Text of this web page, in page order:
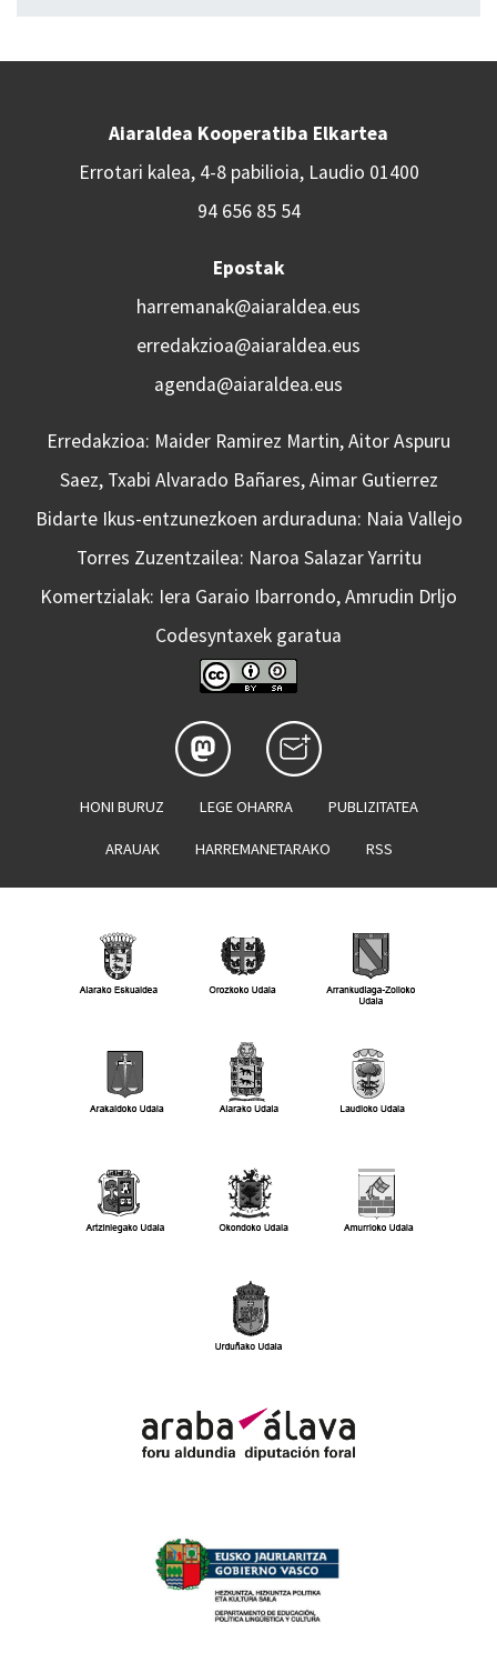
Aiaraldea Kooperatiba Elkartea
Errotari kalea, 4-8 pabilioia, Laudio 01400
94 656 85 54
Epostak
harremanak@aiaraldea.eus
erredakzioa@aiaraldea.eus
agenda@aiaraldea.eus
Erredakzioa: Maider Ramirez Martin, Aitor Aspuru
Saez, Txabi Alvarado Bañares, Aimar Gutierrez
Bidarte Ikus-entzunezkoen arduraduna: Naia Vallejo
Torres Zuzentzailea: Naroa Salazar Yarritu
Komertzialak: Iera Garaio Ibarrondo, Amrudin Drljo
Codesyntaxek garatua
HONI BURUZ LEGE OHARRA PUBLIZITATEA
ARAUAK HARREMANETARAKO RSS